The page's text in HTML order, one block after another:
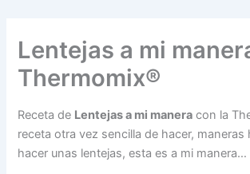
Lentejas a mi
Thermomix®
Receta de Lentejas a mi manera con la
receta otra vez sencilla de hacer, maneras
hacer unas lentejas, esta es a mi manera…